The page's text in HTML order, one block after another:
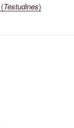
(Testudines)